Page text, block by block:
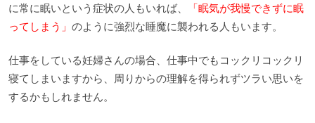
に常に眠いという症状の人もいれば、
「眠気が我慢できずに眠
ってしまう」 のように強烈な睡魔に襲われる人もいます。
仕事をしている妊婦さんの場合、仕事中でもコックリコックリ
寝てしまいますから、周りからの理解を得られずツラい思いを
するかもしれません。